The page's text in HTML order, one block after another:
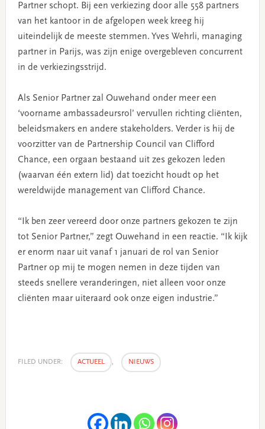
Partner schopt. Bij een verkiezing door alle 558 partners
van het kantoor in de afgelopen week kreeg hij
uiteindelijk de meeste stemmen. Yves Wehrli, managing
partner in Parijs, was zijn enige overgebleven concurrent
in de verkiezingsstrijd.
Als Senior Partner zal Ouwehand onder meer een
‘voorname ambassadeursrol’ vervullen richting cliënten,
beleidsmakers en andere stakeholders. Verder is hij de
voorzitter van de Partnership Council van Clifford
Chance, een orgaan bestaand uit zes gekozen leden
(waarvan één extern lid) dat toezicht houdt op het
wereldwijde management van Clifford Chance.
“Ik ben zeer vereerd door onze partners gekozen te zijn
tot Senior Partner,” zegt Ouwehand in een reactie. “Ik kijk
er enorm naar uit vanaf 1 januari de rol van Senior
Partner op mij te mogen nemen in deze tijden van
steeds snellere veranderingen, niet alleen voor onze
cliënten maar uiteraard ook onze eigen industrie.”
FILED UNDER: ACTUEEL , NIEUWS